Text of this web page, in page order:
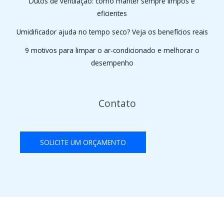
eficientes
Umidificador ajuda no tempo seco? Veja os benefícios reais
9 motivos para limpar o ar-condicionado e melhorar o
desempenho
Contato
SOLICITE UM ORÇAMENTO